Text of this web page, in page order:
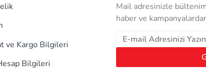
ve Kargo Bilgileri
Bilgileri
Mail adresinizle
haber ve